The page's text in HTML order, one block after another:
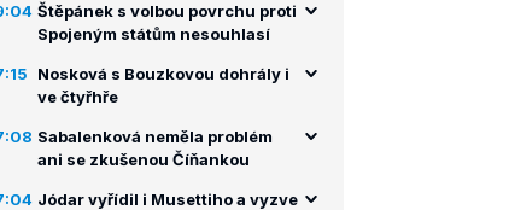
Štěpánek s volbou povrchu proti
Spojeným státům nesouhlasí
Nosková s Bouzkovou dohrály i
ve čtyřhře
Sabalenková neměla problém
ani se zkušenou Číňankou
Jódar vyřídil i Musettiho a vyzve